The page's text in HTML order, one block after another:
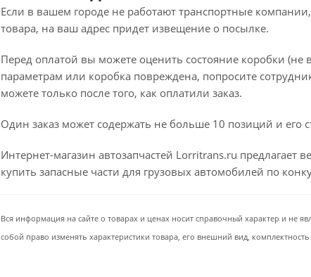
Если в вашем городе не работают транспортные
товара, на ваш адрес придет извещение о посылке.
Перед оплатой вы можете оценить состояние коробки (не
параметрам или коробка повреждена, попросите
можете только после того, как оплатили заказ.
Один заказ может содержать не больше 10 позиций и
Интернет-магазин автозапчастей Lorritrans.ru
купить запасные части для грузовых автомобилей по
Вся информация на сайте о товарах и ценах носит справочный характер и не
собой право изменять характеристики товара, его внешний вид,